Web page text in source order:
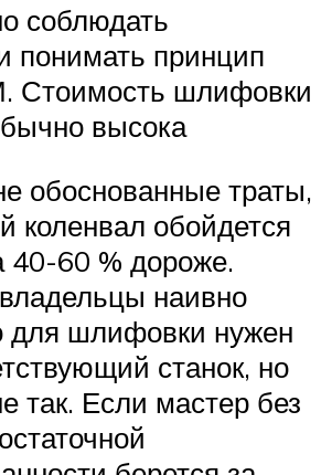
соблюдать
понимать принцип
Стоимость шлифовки
высока
обоснованные траты,
коленвал обойдется
40-60 % дороже.
наивно
для шлифовки нужен
станок, но
так. Если мастер без